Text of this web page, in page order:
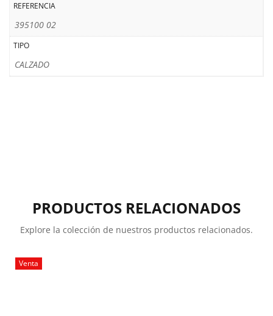
REFERENCIA
395100 02
TIPO
CALZADO
PRODUCTOS RELACIONADOS
Explore la colección de nuestros productos relacionados.
Venta